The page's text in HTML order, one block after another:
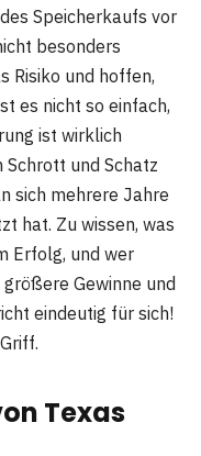
Speicherkaufs vor
besonders
Risiko und hoffen,
es nicht so einfach,
ist wirklich
Schrott und Schatz
sich mehrere Jahre
hat. Zu wissen, was
Erfolg, und wer
Gewinne und
eindeutig für sich!
Texas